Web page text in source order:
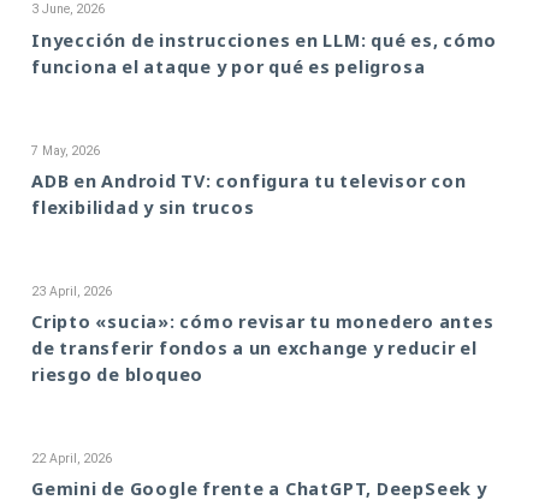
3 June, 2026
Inyección de instrucciones en LLM: qué es, cómo
funciona el ataque y por qué es peligrosa
7 May, 2026
ADB en Android TV: configura tu televisor con
flexibilidad y sin trucos
23 April, 2026
Cripto «sucia»: cómo revisar tu monedero antes
de transferir fondos a un exchange y reducir el
riesgo de bloqueo
22 April, 2026
Gemini de Google frente a ChatGPT, DeepSeek y